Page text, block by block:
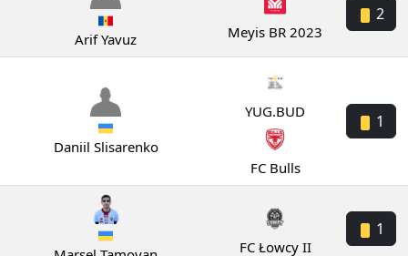
Arif Yavuz Meyis BR 2023
2
Daniil Slisarenko
YUG.BUD
FC Bulls
1
FC Łowcy II
1